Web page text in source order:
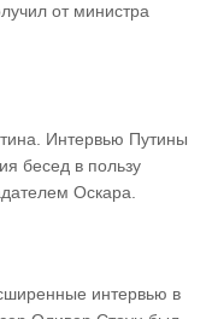
от министра
Интервью Путины
бесед в пользу
Оскара.
интервью в